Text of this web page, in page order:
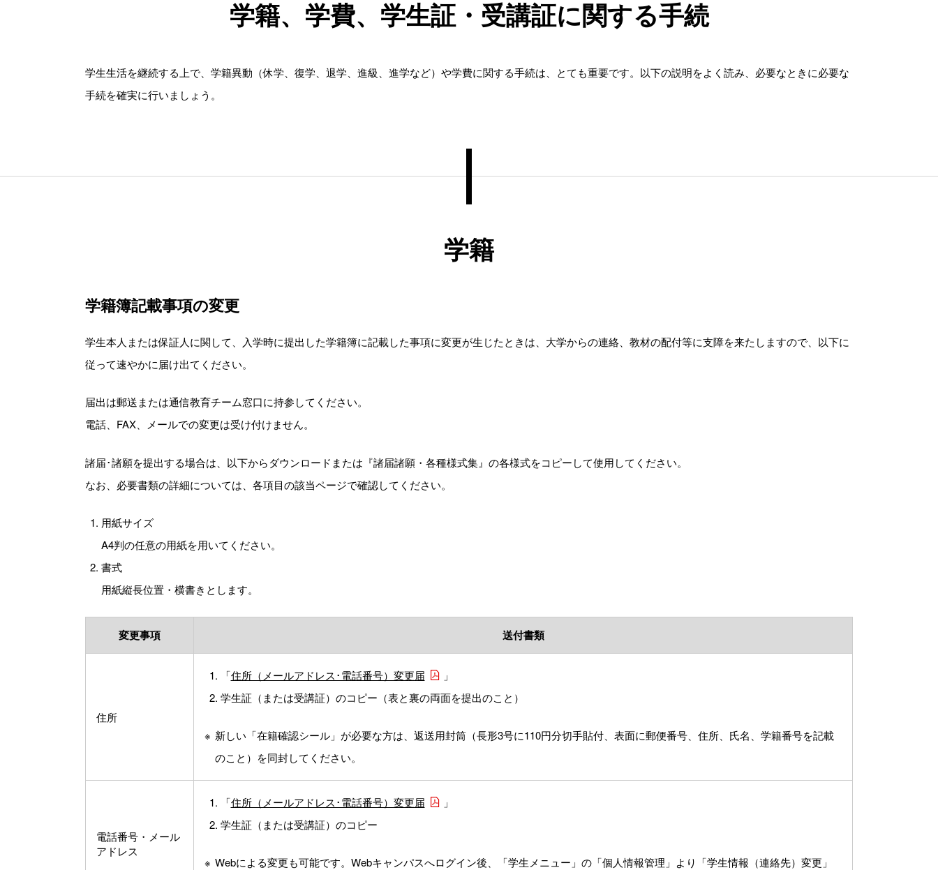
学籍、学費、学生証・受講証に関する手続
学生生活を継続する上で、学籍異動（休学、復学、退学、進級、進学など）や学費に関する手続は、とても重要です。以下の説明をよく読み、必要なときに必要な
手続を確実に行いましょう。
学籍
学籍簿記載事項の変更
学生本人または保証人に関して、入学時に提出した学籍簿に記載した事項に変更が生じたときは、大学からの連絡、教材の配付等に支障を来たしますので、以下に
従って速やかに届け出てください。
届出は郵送または通信教育チーム窓口に持参してください。
電話、FAX、メールでの変更は受け付けません。
諸届･諸願を提出する場合は、以下からダウンロードまたは『諸届諸願・各種様式集』の各様式をコピーして使用してください。
なお、必要書類の詳細については、各項目の該当ページで確認してください。
用紙サイズ
A4判の任意の用紙を用いてください。
書式
用紙縦長位置・横書きとします。
変更事項 送付書類
住所
「住所（メールアドレス･電話番号）変更届
」
学生証（または受講証）のコピー（表と裏の両面を提出のこと）
新しい「在籍確認シール」が必要な方は、返送用封筒（長形3号に110円分切手貼付、表面に郵便番号、住所、氏名、学籍番号を記載
のこと）を同封してください。
電話番号・メール
アドレス
「住所（メールアドレス･電話番号）変更届
」
学生証（または受講証）のコピー
Webによる変更も可能です。Webキャンパスへログイン後、「学生メニュー」の「個人情報管理」より「学生情報（連絡先）変更」